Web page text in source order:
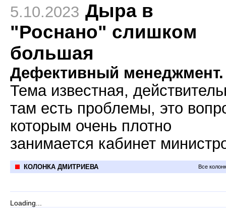
5.10.2023 Дыра в
"Роснано" слишком
большая
Дефективный менеджмент.
Тема известная,
там есть проблемы, это
которым очень плотно
занимается кабинет
КОЛОНКА ДМИТРИЕВА Все
Loading...